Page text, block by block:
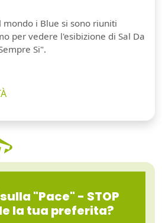
i Blue si sono riuniti
per vedere l'esibizione di Sal Da
Si".
"Pace" - STOP
la tua preferita?